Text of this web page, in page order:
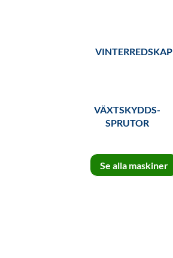
VINTERREDSKAP
VÄXTSKYDDS-
SPRUTOR
Se alla maskiner